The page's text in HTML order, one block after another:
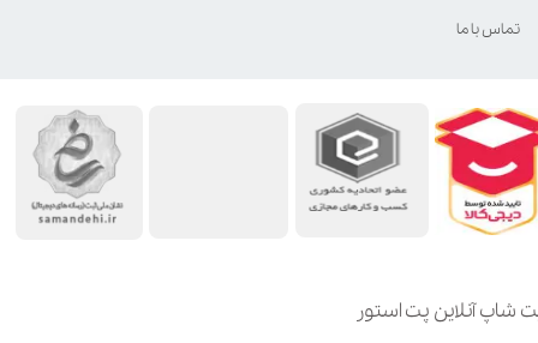
شاپ آنلاین پت استور
تماس با ما